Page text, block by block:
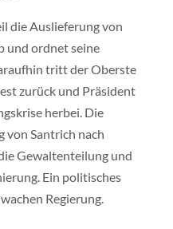
die Auslieferung von
und ordnet seine
tritt der Oberste
zurück und Präsident
herbei. Die
Santrich nach
Gewaltenteilung und
Ein politisches
Regierung.